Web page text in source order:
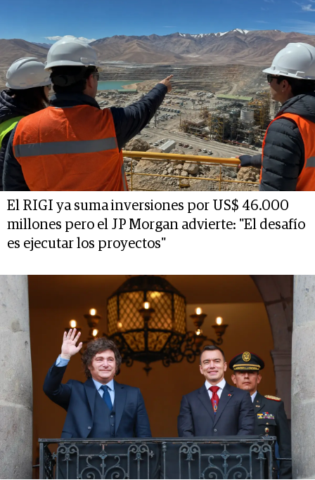
El RIGI ya suma inversiones por US$ 46.000
millones pero el JP Morgan advierte: "El desafío
es ejecutar los proyectos"